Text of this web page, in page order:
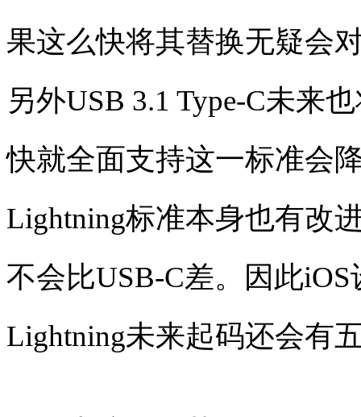
果这么快将其替换无疑会
另外USB 3.1 Type-C未来
快就全面支持这一标准会
Lightning标准本身也有改
不会比USB-C差。因此
Lightning未来起码还会有